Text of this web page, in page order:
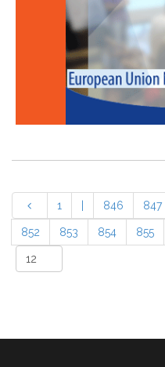
1 846 847
852 853 854 855